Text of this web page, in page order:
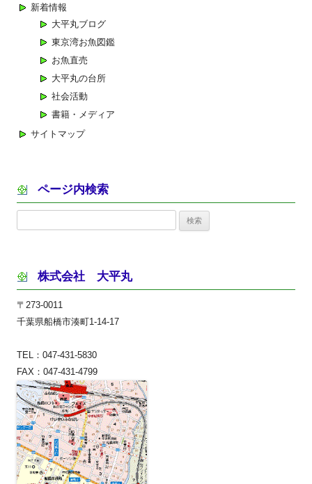
新着情報
大平丸ブログ
東京湾お魚図鑑
お魚直売
大平丸の台所
社会活動
書籍・メディア
サイトマップ
ページ内検索
株式会社 大平丸
〒273-0011
千葉県船橋市湊町1-14-17
TEL：047-431-5830
FAX：047-431-4799